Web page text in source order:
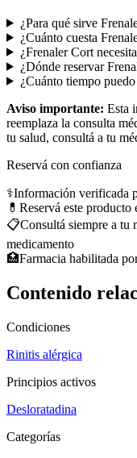
¿Para qué sirve
¿Cuánto cuesta
¿Frenaler Cort
¿Dónde reservar
¿Cuánto tiempo
Aviso importante: Esta
reemplaza la consulta
tu salud, consultá a tu
Reservá con confianza
⚕️Información verificada
💊 Reservá este
📋Consultá siempre a tu
medicamento
🏥Farmacia habilitada
Contenido
Condiciones
Rinitis alérgica
Principios activos
Desloratadina
Categorías